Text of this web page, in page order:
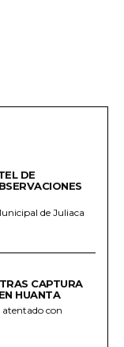
DE
de Juliaca
CAPTURA
HUANTA
atentado con